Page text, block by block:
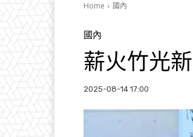
Home 國內
國內
薪火竹光
2025-08-14 17:00